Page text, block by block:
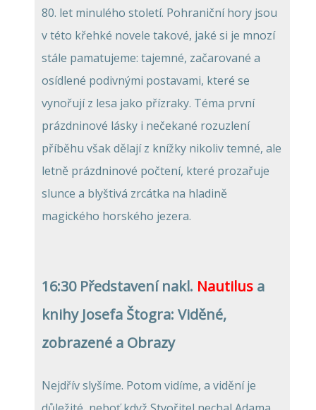
80. let minulého století. Pohraniční hory jsou
v této křehké novele takové, jaké si je mnozí
stále pamatujeme: tajemné, začarované a
osídlené podivnými postavami, které se
vynořují z lesa jako přízraky. Téma první
prázdninové lásky i nečekané rozuzlení
příběhu však dělají z knížky nikoliv temné, ale
letně prázdninové počtení, které prozařuje
slunce a blyštivá zrcátka na hladině
magického horského jezera.
16:30 Představení nakl. Nautilus a
knihy Josefa Štogra: Viděné,
zobrazené a Obrazy
Nejdřív slyšíme. Potom vidíme, a vidění je